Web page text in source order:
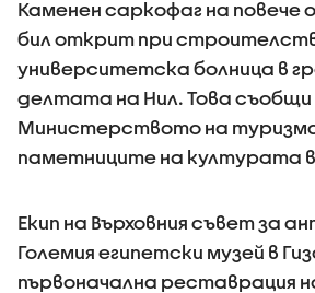
Каменен саркофаг на повече
бил открит при
университетска болница в
делтата на Нил. Това съобщи
Министерството на
паметниците на културата в
Екип на Върховния съвет за
Големия египетски музей в
първоначална реставрация